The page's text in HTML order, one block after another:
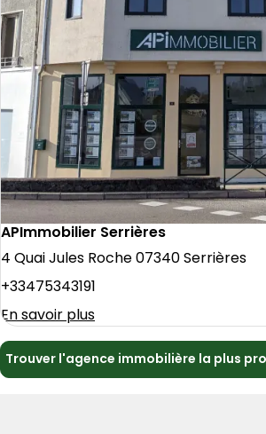
APImmobilier Serrières
4 Quai Jules Roche 07340 Serrières
+33475343191
En savoir plus
Trouver l'agence immobilière la plus